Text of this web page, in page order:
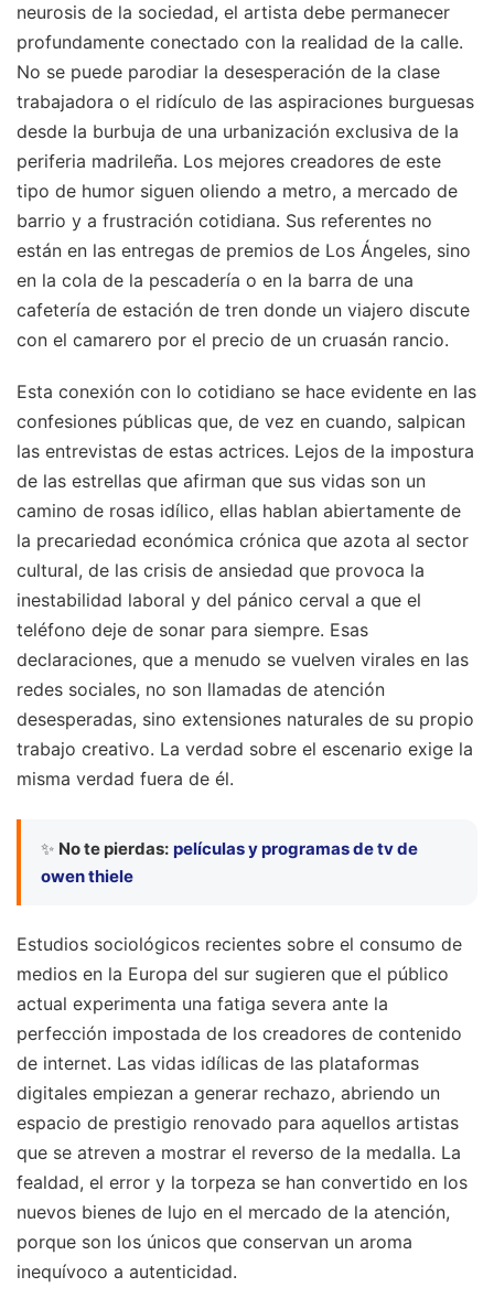
neurosis de la sociedad, el artista debe permanecer
profundamente conectado con la realidad de la calle.
No se puede parodiar la desesperación de la clase
trabajadora o el ridículo de las aspiraciones burguesas
desde la burbuja de una urbanización exclusiva de la
periferia madrileña. Los mejores creadores de este
tipo de humor siguen oliendo a metro, a mercado de
barrio y a frustración cotidiana. Sus referentes no
están en las entregas de premios de Los Ángeles, sino
en la cola de la pescadería o en la barra de una
cafetería de estación de tren donde un viajero discute
con el camarero por el precio de un cruasán rancio.
Esta conexión con lo cotidiano se hace evidente en las
confesiones públicas que, de vez en cuando, salpican
las entrevistas de estas actrices. Lejos de la impostura
de las estrellas que afirman que sus vidas son un
camino de rosas idílico, ellas hablan abiertamente de
la precariedad económica crónica que azota al sector
cultural, de las crisis de ansiedad que provoca la
inestabilidad laboral y del pánico cerval a que el
teléfono deje de sonar para siempre. Esas
declaraciones, que a menudo se vuelven virales en las
redes sociales, no son llamadas de atención
desesperadas, sino extensiones naturales de su propio
trabajo creativo. La verdad sobre el escenario exige la
misma verdad fuera de él.
✨ No te pierdas: películas y programas de tv de
owen thiele
Estudios sociológicos recientes sobre el consumo de
medios en la Europa del sur sugieren que el público
actual experimenta una fatiga severa ante la
perfección impostada de los creadores de contenido
de internet. Las vidas idílicas de las plataformas
digitales empiezan a generar rechazo, abriendo un
espacio de prestigio renovado para aquellos artistas
que se atreven a mostrar el reverso de la medalla. La
fealdad, el error y la torpeza se han convertido en los
nuevos bienes de lujo en el mercado de la atención,
porque son los únicos que conservan un aroma
inequívoco a autenticidad.